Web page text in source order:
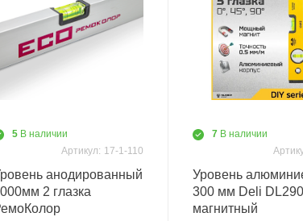
5 В наличии
Артикул: 17-1-110
анодированный
2 глазка
7 В наличии
Уровень
300 мм Deli
магнитный